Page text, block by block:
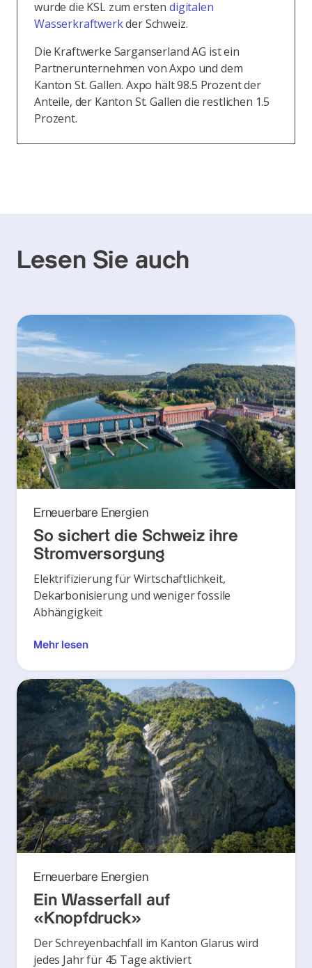
wurde die KSL zum ersten digitalen
Wasserkraftwerkder Schweiz.
Die Kraftwerke Sarganserland AG ist ein
Partnerunternehmen von Axpo und dem
Kanton St. Gallen. Axpo hält 98.5 Prozent der
Anteile, der Kanton St. Gallen die restlichen 1.5
Prozent.
Lesen Sie auch
Erneuerbare Energien
So sichert die Schweiz ihre
Stromversorgung
Elektrifizierung für Wirtschaftlichkeit,
Dekarbonisierung und weniger fossile
Abhängigkeit
Mehr lesen
Erneuerbare Energien
Ein Wasserfall auf
«Knopfdruck»
Der Schreyenbachfall im Kanton Glarus wird
jedes Jahr für 45 Tage aktiviert